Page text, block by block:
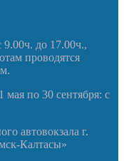
до 17.00ч.,
проводятся
мая по 30 сентября: с
автовокзала г.
Калтасы»